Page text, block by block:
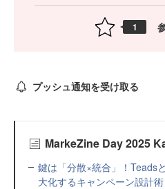
1
プッシュ通知を受け取る
MarkeZine Day 2025
鍵は「分散×統合」！Teads
大化するキャンペーン設計